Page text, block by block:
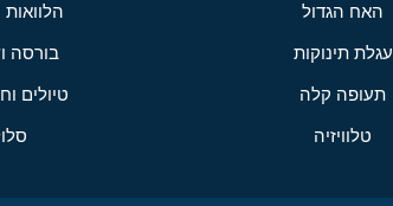
האח הגדול
עגלת תינוקות בורסה
תעופה קלה טיולים
טלוויזיה